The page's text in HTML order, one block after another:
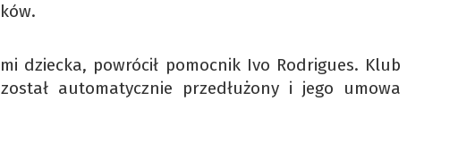
dziecka, powrócił pomocnik Ivo Rodrigues. Klub
automatycznie przedłużony i jego umowa